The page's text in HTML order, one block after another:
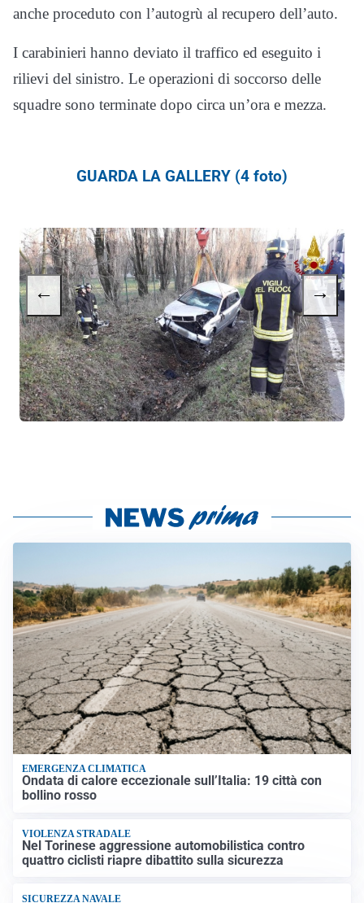
anche proceduto con l’autogrù al recupero dell’auto.
I carabinieri hanno deviato il traffico ed eseguito i
rilievi del sinistro. Le operazioni di soccorso delle
squadre sono terminate dopo circa un’ora e mezza.
GUARDA LA GALLERY (4 foto)
← →
EMERGENZA CLIMATICA
Ondata di calore eccezionale sull’Italia: 19 città con
bollino rosso
VIOLENZA STRADALE
Nel Torinese aggressione automobilistica contro
quattro ciclisti riapre dibattito sulla sicurezza
SICUREZZA NAVALE